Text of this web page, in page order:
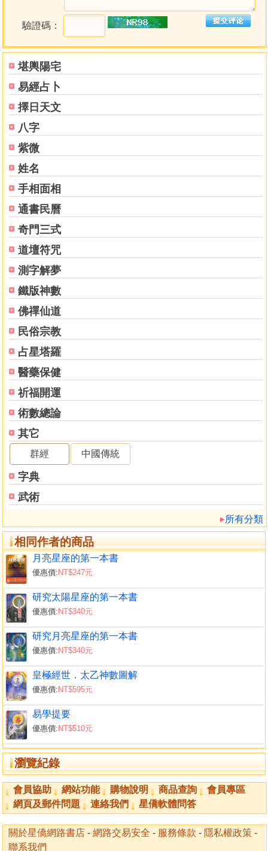
堪輿陽宅
易經占卜
擇日天文
八字
紫微
姓名
手相面相
通書民曆
奇門三式
道壇符咒
測字解夢
鐵版神數
佛禪仙道
民俗宗教
占星塔羅
醫藥保健
祈福開運
術數總論
其它
群經 中國傳統
字典
武術
所有分類
相同作者的商品
月亮星座的第一本書
優惠價: NT$247元
研究太陽星座的第一本書
優惠價: NT$340元
研究月亮星座的第一本書
優惠價: NT$340元
皇極經世．太乙神數圖解
優惠價: NT$595元
易學提要
優惠價: NT$510元
瀏覽紀錄
驗證碼：
會員協助 網站功能 購物說明 商品查詢
會員專區
網頁及郵件問題
連絡我們 星僑軟體問答
關於星僑網路書店 - 網路交易安全 - 服務條款 - 隱私權政策 -
聯系我們